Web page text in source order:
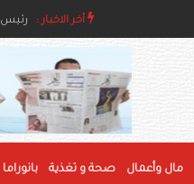
أخر الاخبار :
رئيس
مال وأعمال صحة و تغذية بانوراما